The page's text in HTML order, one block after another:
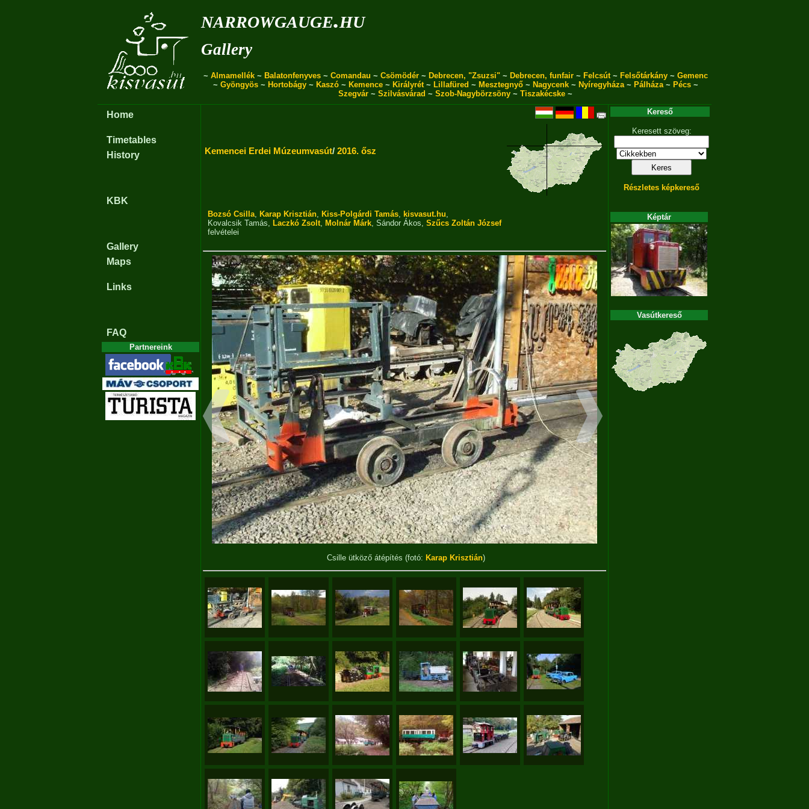
narrowgauge.hu
Gallery
~ Almamellék~ Balatonfenyves~ Comandau ~ Csömödér~ Debrecen, "Zsuzsi"~ Debrecen, funfair~ Felcsút~ Felsőtárkány~ Gemenc
~ Gyöngyös~ Hortobágy~ Kaszó~ Kemence~ Királyrét~ Lillafüred ~ Mesztegnyő~ Nagycenk~ Nyíregyháza~ Pálháza~ Pécs~
Szegvár ~ Szilvásvárad ~ Szob-Nagybörzsöny ~ Tiszakécske ~
Home
Timetables
History
KBK
Gallery
Maps
Links
FAQ
Partnereink
Kemencei Erdei Múzeumvasút/ 2016. ősz
Bozsó Csilla, Karap Krisztián, Kiss-Polgárdi Tamás, kisvasut.hu,
Kovalcsik Tamás, Laczkó Zsolt, Molnár Márk, Sándor Ákos, Szűcs Zoltán József
felvételei
Csille ütköző átépítés (fotó: Karap Krisztián)
Kereső
Keresett szöveg:
Részletes képkereső
Képtár
Vasútkereső